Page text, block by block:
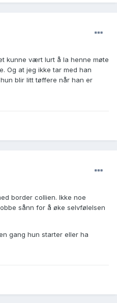
kunne vært lurt å la henne møte
Og at jeg ikke tar med han
blir litt tøffere når han er
border collien. Ikke noe
sånn for å øke selvfølelsen
gang hun starter eller ha